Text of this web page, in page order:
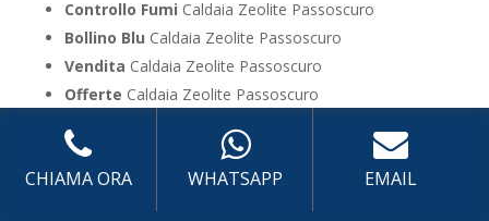
Controllo Fumi Caldaia Zeolite Passoscuro
Bollino Blu Caldaia Zeolite Passoscuro
Vendita Caldaia Zeolite Passoscuro
Offerte Caldaia Zeolite Passoscuro
UTILIZZA IL FORM PER RICHIEDERE ASSISTENZA PER
LA TUA CALDAIA
CHIAMA ORA WHATSAPP EMAIL